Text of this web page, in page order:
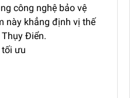
công nghệ bảo vệ
này khẳng định vị thế
Điển.
tối ưu